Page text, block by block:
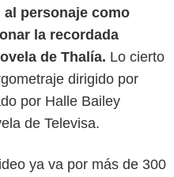
personaje como
la recordada
de Thalía. Lo cierto
dirigido por
por Halle Bailey
de Televisa.
ya va por más de 300